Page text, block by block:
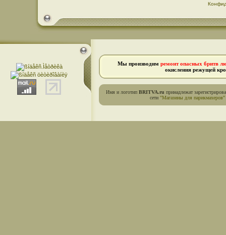
Мы производим ремонт опасных бритв
окисления режущей
Имя и логотип BRITVA.ru принадлежат
сети "Магазины для парикмахеров"